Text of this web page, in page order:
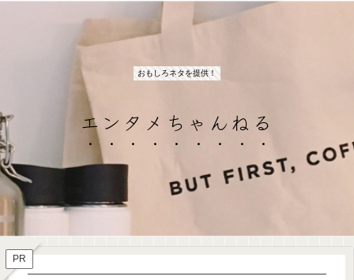
おもしろネタを提供！
エンタメちゃんねる
PR